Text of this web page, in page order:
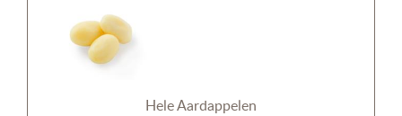
Hele Aardappelen